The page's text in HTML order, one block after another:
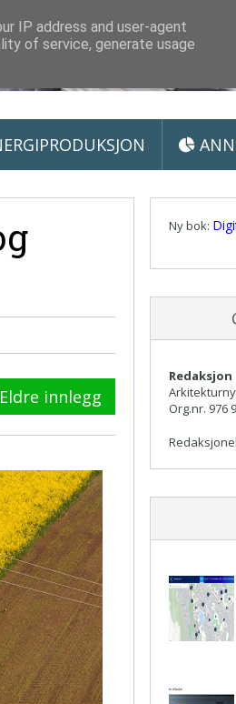
Eldre innlegg
Ny bok:
Redaksjon
Org.nr. 976
IP address and user-agent
of service, generate usage